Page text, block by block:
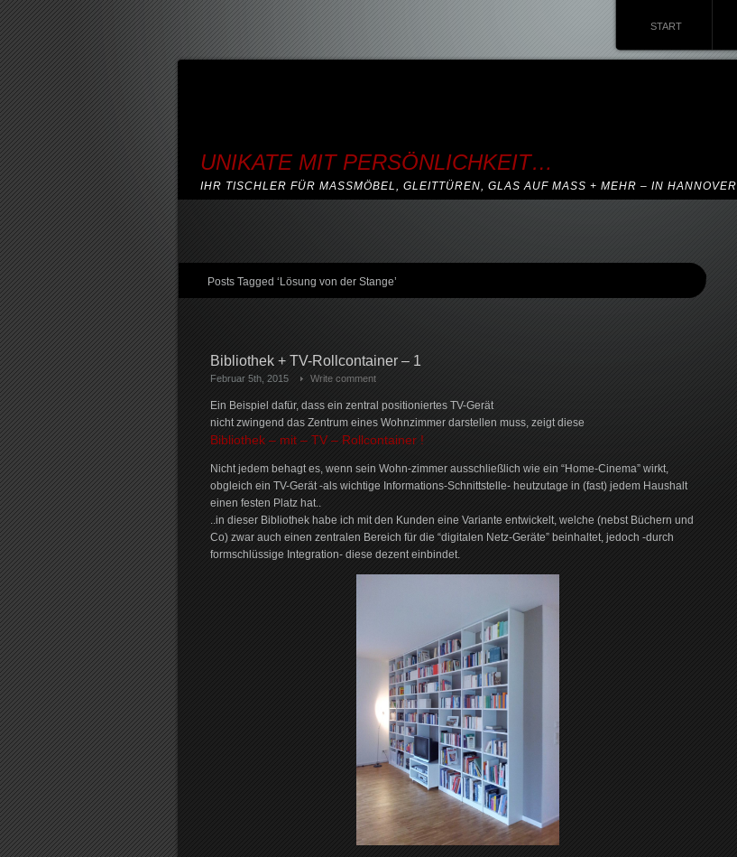
START
UNIKATE MIT PERSÖNLICHKEIT…
IHR TISCHLER FÜR MASSMÖBEL, GLEITTÜREN, GLAS AUF MASS + MEHR – IN HANNOVER
Posts Tagged ‘Lösung von der Stange’
Bibliothek + TV-Rollcontainer – 1
Februar 5th, 2015 Write comment
Ein Beispiel dafür, dass ein zentral positioniertes TV-Gerät
nicht zwingend das Zentrum eines Wohnzimmer darstellen muss, zeigt diese
Bibliothek – mit – TV – Rollcontainer !
Nicht jedem behagt es, wenn sein Wohn-zimmer ausschließlich wie ein “Home-Cinema” wirkt,
obgleich ein TV-Gerät -als wichtige Informations-Schnittstelle- heutzutage in (fast) jedem Haushalt
einen festen Platz hat..
..in dieser Bibliothek habe ich mit den Kunden eine Variante entwickelt, welche (nebst Büchern und
Co) zwar auch einen zentralen Bereich für die “digitalen Netz-Geräte” beinhaltet, jedoch -durch
formschlüssige Integration- diese dezent einbindet.